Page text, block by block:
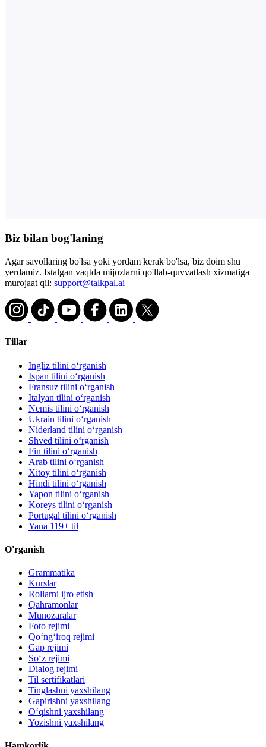
Biz bilan bog'laning
Agar savollaring bo'lsa yoki yordam kerak bo'lsa, biz doim shu
yerdamiz. Istalgan vaqtda mijozlarni qo'llab-quvvatlash xizmatiga
murojaat qil: support@talkpal.ai
Tillar
Ingliz tilini oʻrganish
Ispan tilini oʻrganish
Fransuz tilini oʻrganish
Italyan tilini oʻrganish
Nemis tilini oʻrganish
Ukrain tilini oʻrganish
Niderland tilini oʻrganish
Shved tilini oʻrganish
Fin tilini oʻrganish
Arab tilini oʻrganish
Xitoy tilini oʻrganish
Hindi tilini oʻrganish
Yapon tilini oʻrganish
Koreys tilini oʻrganish
Portugal tilini oʻrganish
Yana 119+ til
O'rganish
Grammatika
Kurslar
Rollarni ijro etish
Qahramonlar
Munozaralar
Foto rejimi
Qo‘ng‘iroq rejimi
Gap rejimi
So‘z rejimi
Dialog rejimi
Til sertifikatlari
Tinglashni yaxshilang
Gapirishni yaxshilang
O‘qishni yaxshilang
Yozishni yaxshilang